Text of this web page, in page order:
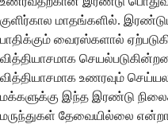
குளிர்கால மாதங்களில்.
பாதிக்கும் வைரஸ்களால்
வித்தியாசமாக
வித்தியாசமாக உணரவும்
மக்களுக்கு இந்த இரண்டு
மருந்துகள் தேவையில்லை